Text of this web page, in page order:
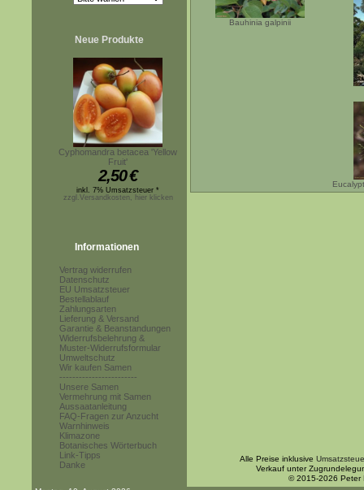
Neue Produkte
Cyphomandra betacea 'Yellow
Fruit'
2,50€
inkl. 7% Umsatzsteuer *
zzgl.Versandkosten, hier klicken
Informationen
Vertrag widerrufen
Datenschutz
EU Umsatzsteuer
Bestellablauf
Zahlungsarten
Lieferung & Versand
Garantie & Beanstandungen
Widerrufsbelehrung &
Muster-Widerrufsformular
Umweltschutz
Wir kaufen Samen
------------------------
Unsere Samen
Vermehrung mit Samen
Aussaatanleitung
FAQ-Fragen zur Anzucht
Warnhinweis
Klimazone
Botanisches Wörterbuch
Link-Tipps
Danke
Bauhinia galpinii
Alle Preise inklusive
Verkauf unter
© 2015-2026 Peter